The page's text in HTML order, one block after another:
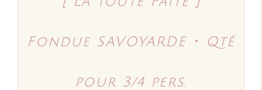
Fondue SAVOYARDE ･ Qté
pour 3/4 pers.